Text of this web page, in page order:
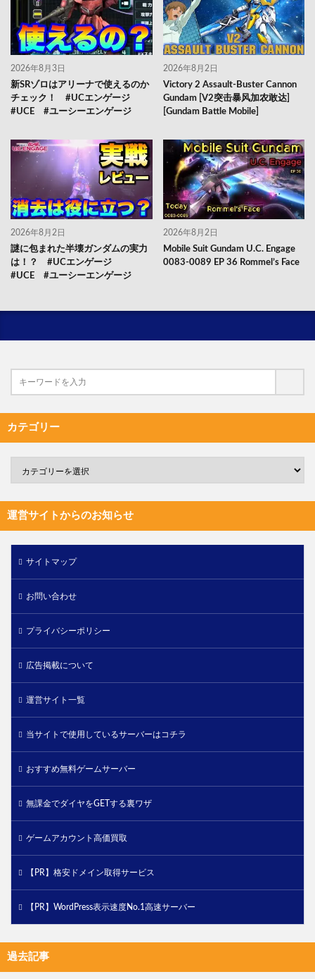
2026年8月3日
新SRゾロはアリーナで使えるのか
チェック！ #UCエンゲージ
#UCE #ユーシーエンゲージ
2026年8月2日
Victory 2 Assault-Buster Cannon
Gundam [V2突击暴风加农敢达]
[Gundam Battle Mobile]
2026年8月2日
謎に包まれた半壊ガンダムの実力
は！？ #UCエンゲージ
#UCE #ユーシーエンゲージ
2026年8月2日
Mobile Suit Gundam U.C. Engage
0083-0089 EP 36 Rommel’s Face
カテゴリー
運営サイトからのお知らせ
サイトマップ
お問い合わせ
プライバシーポリシー
広告掲載について
運営サイト一覧
当サイトで使用しているサーバーはコチラ
おすすめ無料ゲームサーバー
無課金でダイヤをGETする裏ワザ
ゲームアカウント高価買取
【PR】格安ドメイン取得サービス
【PR】WordPress表示速度No.1高速サーバー
過去記事